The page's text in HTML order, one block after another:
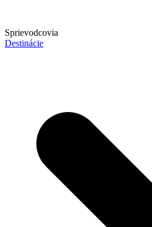
Sprievodcovia
Destinácie